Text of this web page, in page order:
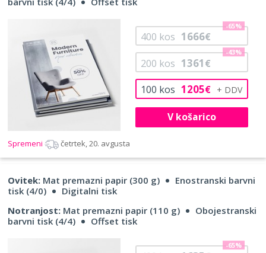
100 kos 1205€
200 kos 1361€
-43%
400 kos 1666€
-65%
V košarico
Spremeni četrtek, 20. avgusta
Ovitek: Mat premazni papir (300 g)
Enostranski barvni
tisk (4/0)
Digitalni tisk
Notranjost: Mat premazni papir (110 g)
Obojestranski
barvni tisk (4/4)
Offset tisk
-65%